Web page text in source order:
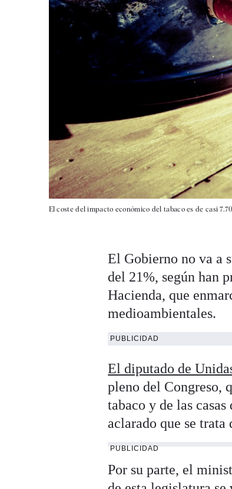
El coste del impacto económico del tabaco es de casi
El Gobierno no va a
del 21%, según han
Hacienda, que
medioambientales.
PUBLICIDAD
El diputado de
pleno del Congreso,
tabaco y de las
aclarado que se trata
PUBLICIDAD
Por su parte, el